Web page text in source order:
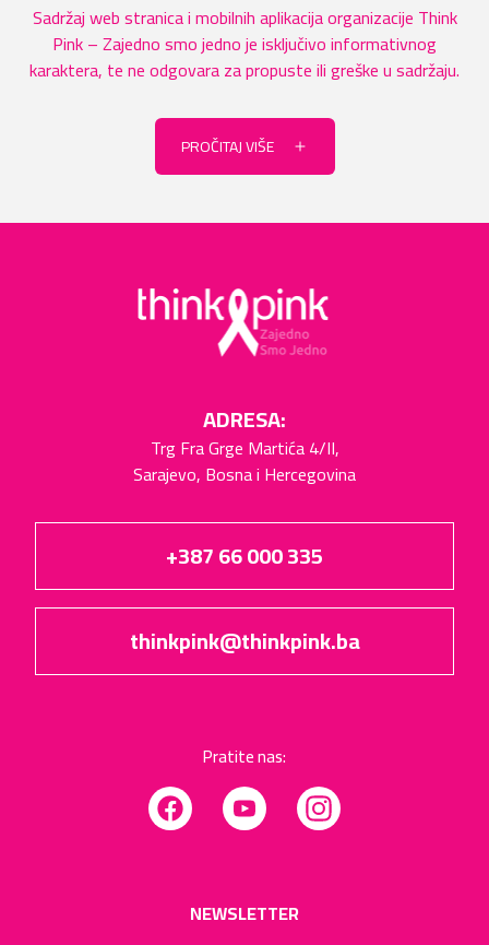
Sadržaj web stranica i mobilnih aplikacija organizacije Think
Pink – Zajedno smo jedno je isključivo informativnog
karaktera, te ne odgovara za propuste ili greške u sadržaju.
PROČITAJ VIŠE
ADRESA:
Trg Fra Grge Martića 4/II,
Sarajevo, Bosna i Hercegovina
+387 66 000 335
thinkpink@thinkpink.ba
Pratite nas:
FacebookYouTube Instagram
NEWSLETTER